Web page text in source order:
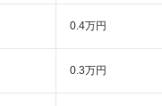
0.4万円
0.3万円